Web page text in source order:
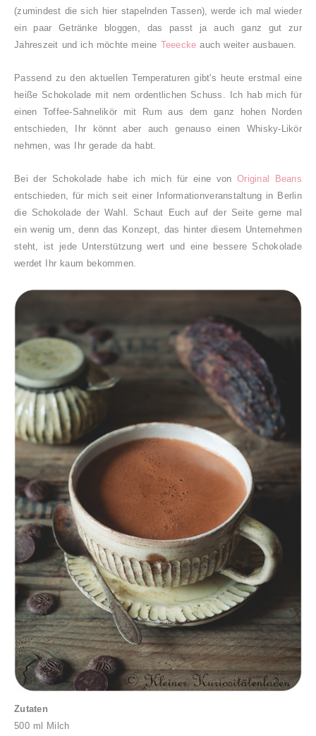
(zumindest die sich hier stapelnden Tassen), werde ich mal wieder
ein paar Getränke bloggen, das passt ja auch ganz gut zur
Jahreszeit und ich möchte meine Teeecke auch weiter ausbauen.
Passend zu den aktuellen Temperaturen gibt's heute erstmal eine
heiße Schokolade mit nem ordentlichen Schuss. Ich hab mich für
einen Toffee-Sahnelikör mit Rum aus dem ganz hohen Norden
entschieden, Ihr könnt aber auch genauso einen Whisky-Likör
nehmen, was Ihr gerade da habt.
Bei der Schokolade habe ich mich für eine vonOriginal Beans
entschieden, für mich seit einer Informationveranstaltung in Berlin
die Schokolade der Wahl. Schaut Euch auf der Seite gerne mal
ein wenig um, denn das Konzept, das hinter diesem Unternehmen
steht, ist jede Unterstützung wert und eine bessere Schokolade
werdet Ihr kaum bekommen.
Zutaten
500 ml Milch